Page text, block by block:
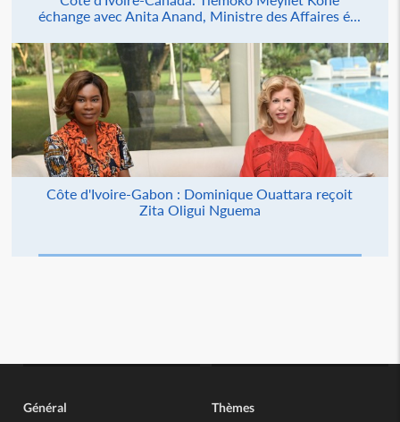
échange avec Anita Anand, Ministre des Affaires é...
Côte d'Ivoire-Gabon : Dominique Ouattara reçoit
Zita Oligui Nguema
Général Thèmes